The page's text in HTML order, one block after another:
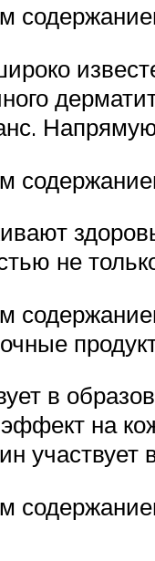
не
в
на
участвует